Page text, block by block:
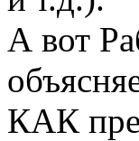
А вот
КАК